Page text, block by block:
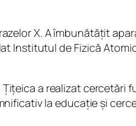
X. A îmbunătățit
Institutul de Fizică
a realizat
la educație și